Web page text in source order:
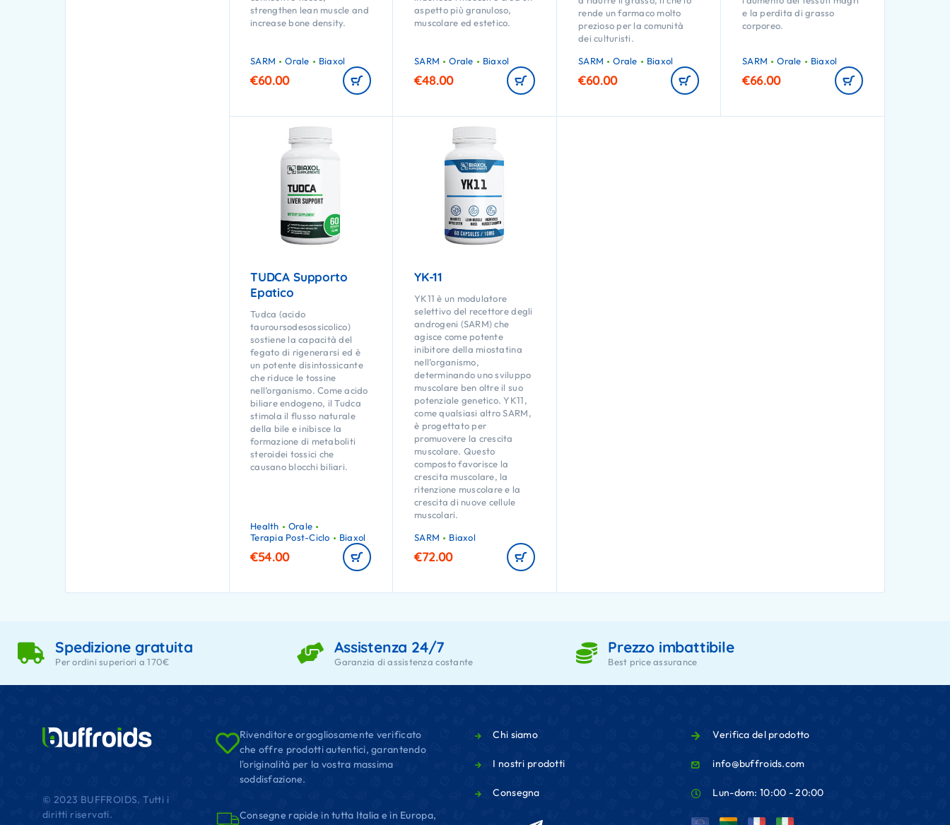
strengthen lean muscle and
increase bone density.
SARM Orale Biaxol
€60.00
aspetto più granuloso,
muscolare ed estetico.
SARM Orale Biaxol
€48.00
rende un farmaco molto
prezioso per la comunità
dei culturisti.
SARM
Orale Biaxol
€60.00
e la perdita di grasso
corporeo.
SARM Orale Biaxol
€66.00
TUDCA Supporto
Epatico
Tudca (acido
tauroursodesossicolico)
sostiene la capacità del
fegato di rigenerarsi ed è
un potente disintossicante
che riduce le tossine
nell’organismo. Come acido
biliare endogeno, il Tudca
stimola il flusso naturale
della bile e inibisce la
formazione di metaboliti
steroidei tossici che
causano blocchi biliari.
Health
Orale
Terapia Post-Ciclo
Biaxol
€54.00
YK-11
YK11 è un modulatore
selettivo del recettore degli
androgeni (SARM) che
agisce come potente
inibitore della miostatina
nell’organismo,
determinando uno sviluppo
muscolare ben oltre il suo
potenziale genetico. YK11,
come qualsiasi altro SARM,
è progettato per
promuovere la crescita
muscolare. Questo
composto favorisce la
crescita muscolare, la
ritenzione muscolare e la
crescita di nuove cellule
muscolari.
SARM
Biaxol
€72.00
Spedizione gratuita
Per ordini superiori a 170€
Assistenza 24/7
Garanzia di assistenza costante
Prezzo imbattibile
Best price assurance
© 2023 BUFFROIDS. Tutti i
diritti riservati.
Rivenditore orgogliosamente verificato
che offre prodotti autentici, garantendo
l'originalità per la vostra massima
soddisfazione.
Consegne rapide in tutta Italia e in Europa,
Chi siamo
I nostri prodotti
Consegna
Verifica del prodotto
info@buffroids.com
Lun-dom: 10:00 - 20:00